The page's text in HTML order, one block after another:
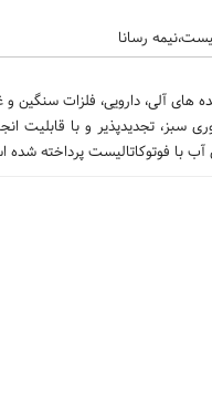
رسانا
های آلی، دارویی، فلزات
سبز، تجدیدپذیر و با
با فوتوکاتالیست پرداخته